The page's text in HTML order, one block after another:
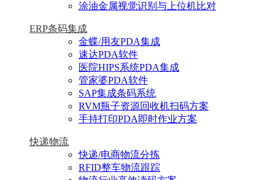
涂油金属视觉识别与上位机比对
ERP条码集成
金蝶/用友PDA集成
速达PDA软件
医院HIPS系统PDA集成
管家婆PDA软件
SAP集成条码系统
RVM瓶子资源回收机扫码方案
手持打印PDA即时作业方案
快递物流
快递/电商物流分拣
RFID整车物流跟踪